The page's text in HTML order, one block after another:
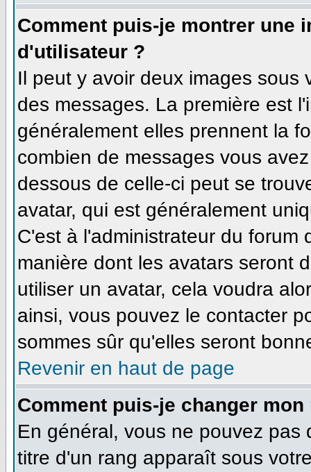
Comment puis-je montrer une
d'utilisateur ?
Il peut y avoir deux images sous
des messages. La première est
généralement elles prennent la
combien de messages vous
dessous de celle-ci peut se
avatar, qui est généralement
C'est à l'administrateur du forum
manière dont les avatars seront
utiliser un avatar, cela voudra
ainsi, vous pouvez le contacter
sommes sûr qu'elles seront
Revenir en haut de page
Comment puis-je changer mon
En général, vous ne pouvez
titre d'un rang apparaît sous